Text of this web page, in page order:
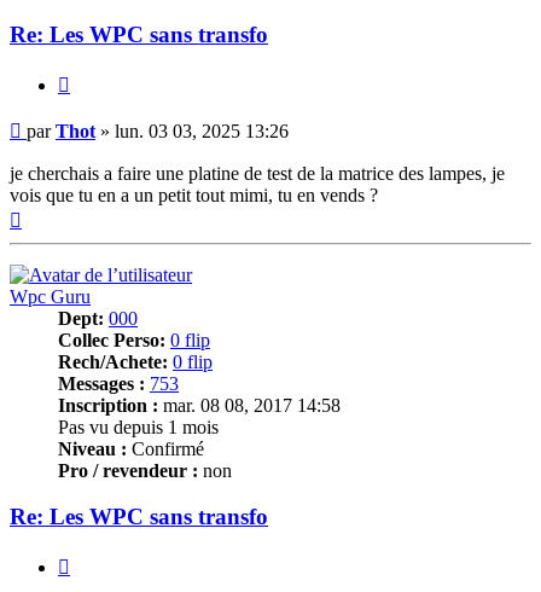
Re: Les WPC sans transfo
Message
parThot » lun. 03 03, 2025 13:26
je cherchais a faire une platine de test de la matrice des lampes, je
vois que tu en a un petit tout mimi, tu en vends ?
Wpc Guru
Dept: 000
Collec Perso: 0 flip
Rech/Achete: 0 flip
Messages : 753
Inscription : mar. 08 08, 2017 14:58
Pas vu depuis 1 mois
Niveau : Confirmé
Pro / revendeur : non
Re: Les WPC sans transfo